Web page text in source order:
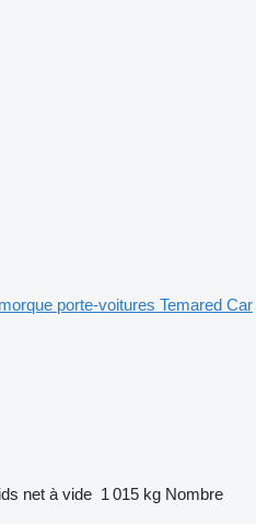
porte-voitures Temared Car
net à vide 1 015 kg Nombre